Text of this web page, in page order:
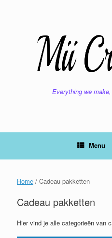
Everything we
Menu
Home / Cadeau pakketten
Cadeau pakketten
Hier vind je alle categorieën van